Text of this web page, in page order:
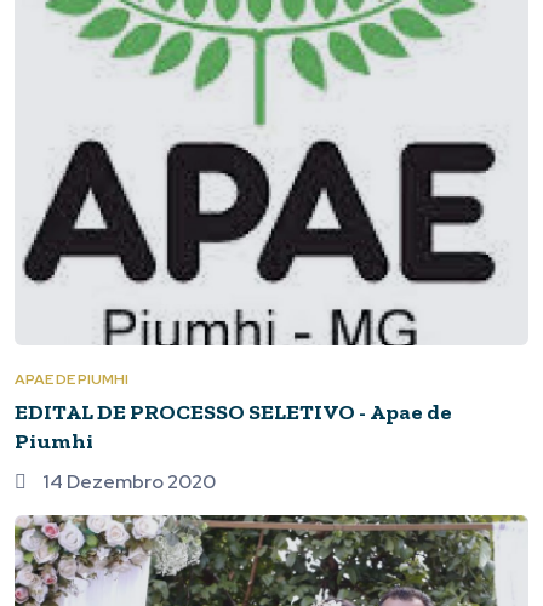
APAE DE PIUMHI
EDITAL DE PROCESSO SELETIVO - Apae de
Piumhi
14 Dezembro 2020